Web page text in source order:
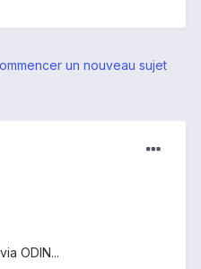
un nouveau sujet
ODIN...